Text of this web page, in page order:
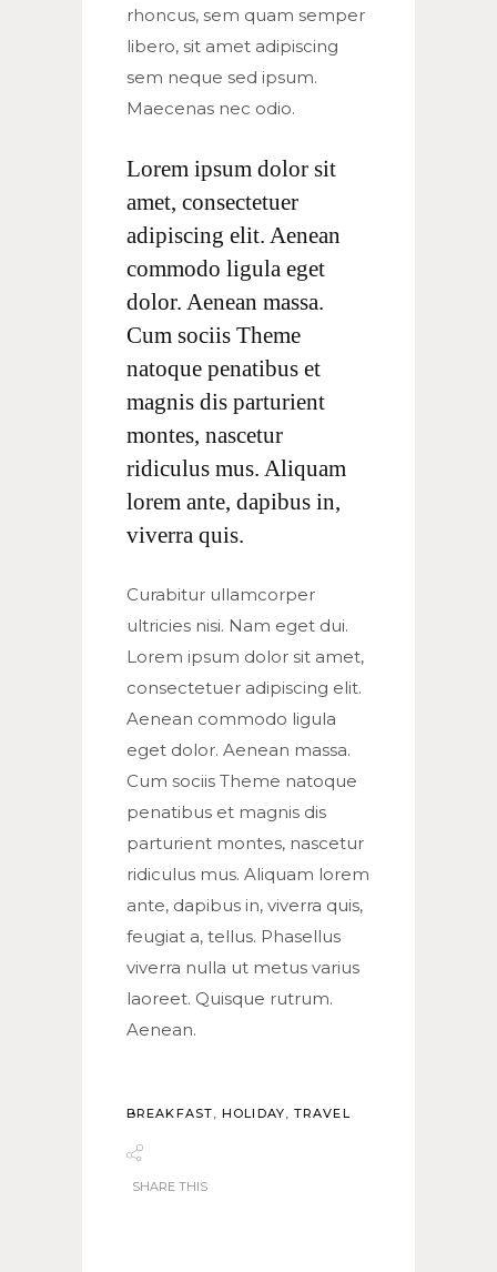
rhoncus, sem quam semper
libero, sit amet adipiscing
sem neque sed ipsum.
Maecenas nec odio.
Lorem ipsum dolor sit
amet, consectetuer
adipiscing elit. Aenean
commodo ligula eget
dolor. Aenean massa.
Cum sociis Theme
natoque penatibus et
magnis dis parturient
montes, nascetur
ridiculus mus. Aliquam
lorem ante, dapibus in,
viverra quis.
Curabitur ullamcorper
ultricies nisi. Nam eget dui.
Lorem ipsum dolor sit amet,
consectetuer adipiscing elit.
Aenean commodo ligula
eget dolor. Aenean massa.
Cum sociis Theme natoque
penatibus et magnis dis
parturient montes, nascetur
ridiculus mus. Aliquam lorem
ante, dapibus in, viverra quis,
feugiat a, tellus. Phasellus
viverra nulla ut metus varius
laoreet. Quisque rutrum.
Aenean.
BREAKFAST,HOLIDAY,TRAVEL
SHARE THIS